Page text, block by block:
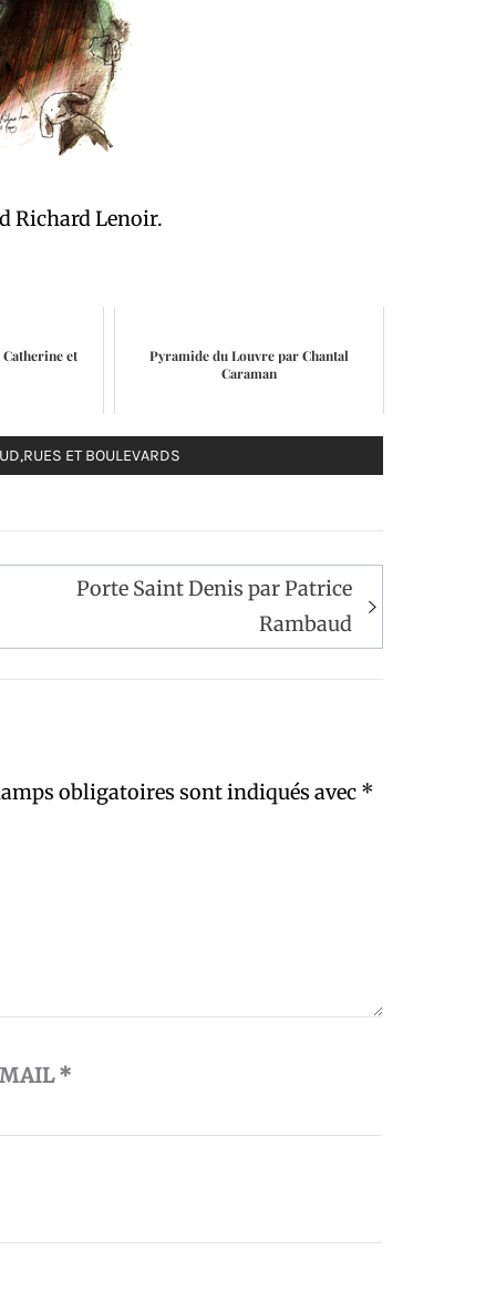
Richard Lenoir.
et
Pyramide du Louvre par Chantal
Caraman
,RUES ET BOULEVARDS
Porte Saint Denis par Patrice
Rambaud
obligatoires sont indiqués avec *
*